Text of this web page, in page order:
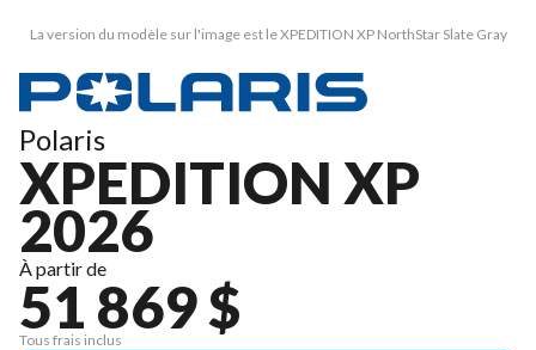
La version du modèle sur l'image est le XPEDITION XP NorthStar Slate Gray
Polaris
XPEDITION XP
2026
À partir de
51 869 $
Tous frais inclus